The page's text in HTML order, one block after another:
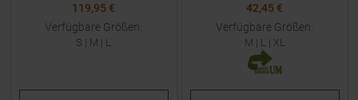
119,95 €
Verfügbare Größen:
S | M | L
42,45 €
Verfügbare Größen:
M | L | XL